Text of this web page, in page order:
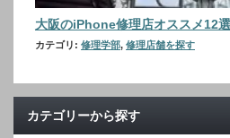
大阪のiPhone修理店オススメ12選
カテゴリ: 修理学部, 修理店舗を探す
カテゴリーから探す